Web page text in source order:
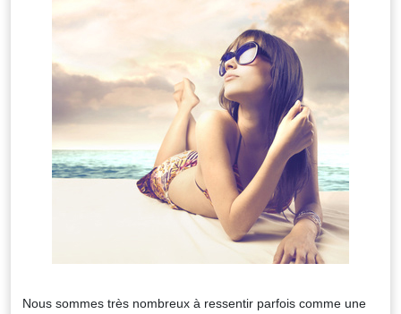
Nous sommes très nombreux à ressentir parfois comme une